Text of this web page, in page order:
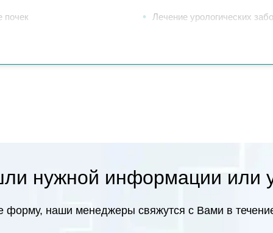
почек Лечение урологических
нужной информации или
форму, наши менеджеры свяжутся с Вами в